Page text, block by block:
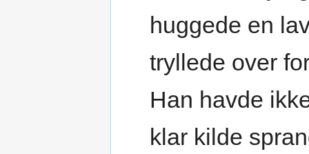
huggede en
tryllede over
Han havde
klar kilde